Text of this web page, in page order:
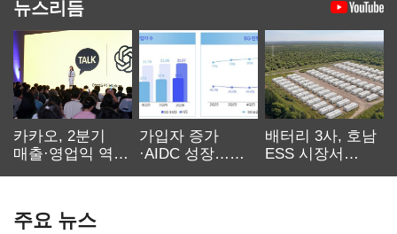
뉴스리듬
카카오, 2분기
매출·영업익 역대
가입자 증가
·AIDC 성장…
배터리 3사, 호남
ESS 시장서
주요 뉴스